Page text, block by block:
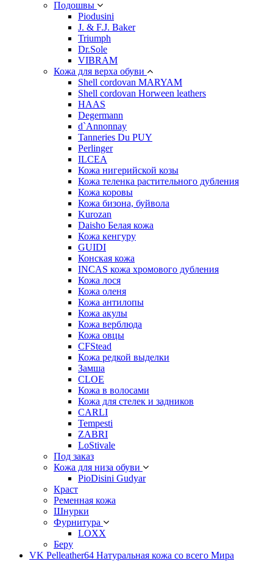
Подошвы
Piodusini
J. & F.J. Baker
Triumph
Dr.Sole
VIBRAM
Кожа для верха обуви
Shell cordovan MARYAM
Shell cordovan Horween leathers
HAAS
Degermann
d`Annonnay
Tanneries Du PUY
Perlinger
ILCEA
Кожа нигерийской козы
Кожа теленка растительного дубления
Кожа коровы
Кожа бизона, буйвола
Kurozan
Daisho Белая кожа
Кожа кенгуру
GUIDI
Конская кожа
INCAS кожа хромового дубления
Кожа лося
Кожа оленя
Кожа антилопы
Кожа акулы
Кожа верблюда
Кожа овцы
CFStead
Кожа редкой выделки
Замша
CLOE
Кожа в волосами
Кожа для стелек и задников
CARLI
Tempesti
ZABRI
LoStivale
Под заказ
Кожа для низа обуви
PioDisini Gudyar
Краст
Ременная кожа
Шнурки
Фурнитура
LOXX
Беру
VK Pelleather64 Натуральная кожа со всего Мира